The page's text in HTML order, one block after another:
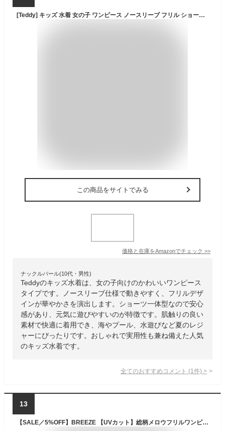
[Teddy] キッズ 水着 女の子 ワンピース ノースリーブ フリル ショーツ一体型 kids423 (120cm, ブルー)
この商品をサイトでみる
価格と在庫をAmazonでチェック >>
ナックルバール(10代・男性)
Teddyのキッズ水着は、女の子向けのかわいいワンピース
タイプです。ノースリーブ仕様で動きやすく、フリルデザ
インが華やかさを演出します。ショーツ一体型なので安心
感があり、元気に遊びやすいのが特徴です。肌触りの良い
素材で快適に着用でき、海やプール、水遊びなど夏のレジ
ャーにぴったりです。おしゃれで実用性も兼ね備えた人気
のキッズ水着です。
全てのおすすめコメント (1 件) >
13
【SALE／5%OFF】BREEZE 【UVカット】総柄メロウフリルワンピース水着 エフオーオンラインストア 水着・スイムグッズ 水着 ピンク